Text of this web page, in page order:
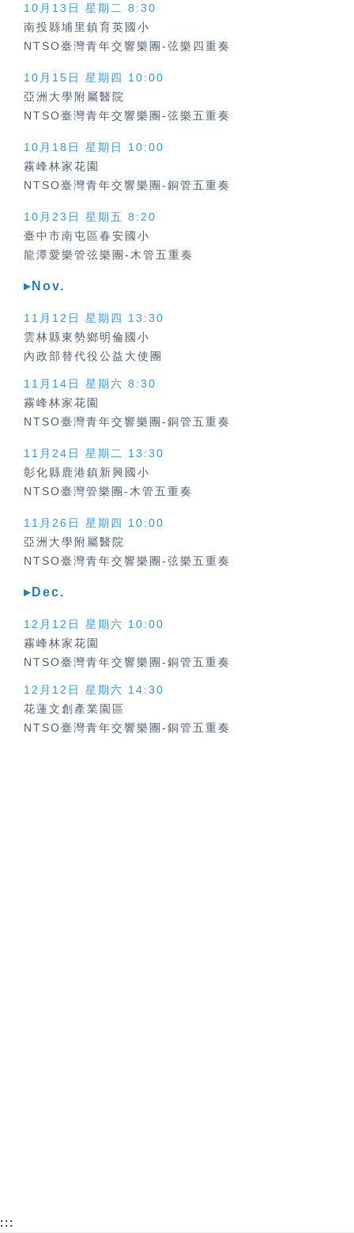
10月13日 星期二 8:30
南投縣埔里鎮育英國小
NTSO臺灣青年交響樂團-弦樂四重奏
10月15日 星期四 10:00
亞洲大學附屬醫院
NTSO臺灣青年交響樂團-弦樂五重奏
10月18日 星期日 10:00
霧峰林家花園
NTSO臺灣青年交響樂團-銅管五重奏
10月23日 星期五 8:20
臺中市南屯區春安國小
龍潭愛樂管弦樂團-木管五重奏
▸Nov.
11月12日 星期四
13:30
雲林縣東勢鄉明倫國小
內政部替代役公益大使團
11月14日 星期六 8:30
霧峰林家花園
NTSO臺灣青年交響樂團-銅管五重奏
11月24日 星期二 13:30
彰化縣鹿港鎮新興國小
NTSO臺灣管樂團-木管五重奏
11月26日 星期四 10:00
亞洲大學附屬醫院
NTSO臺灣青年交響樂團-弦樂五重奏
▸Dec.
12月12日 星期六 10:00
霧峰林家花園
NTSO臺灣青年交響樂團-銅管五重奏
12月12日 星期六 14:30
花蓮文創產業園區
NTSO臺灣青年交響樂團-銅管五重奏
:::